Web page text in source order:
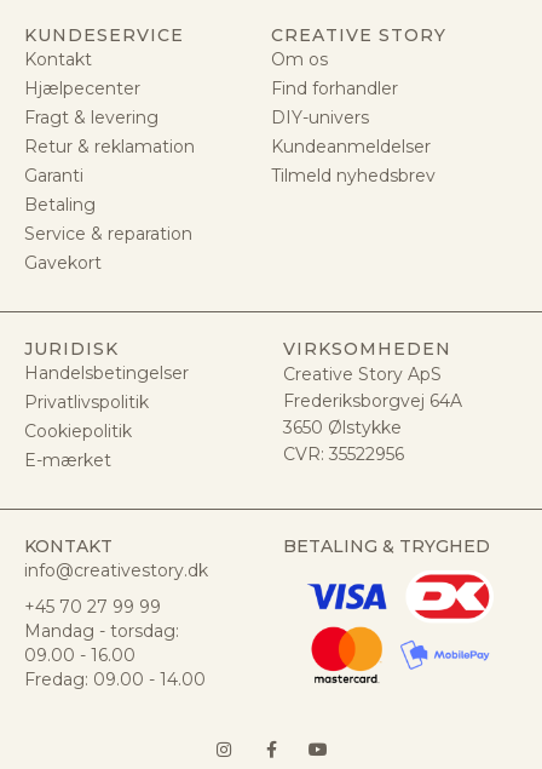
KUNDESERVICE
Kontakt
Hjælpecenter
Fragt & levering
Retur & reklamation
Garanti
Betaling
Service & reparation
Gavekort
CREATIVE STORY
Om os
Find forhandler
DIY-univers
Kundeanmeldelser
Tilmeld nyhedsbrev
JURIDISK
Handelsbetingelser
Privatlivspolitik
Cookiepolitik
E-mærket
VIRKSOMHEDEN
Creative Story ApS
Frederiksborgvej 64A
3650 Ølstykke
CVR: 35522956
KONTAKT
info@creativestory.dk
+45 70 27 99 99
Mandag - torsdag:
09.00 - 16.00
Fredag: 09.00 - 14.00
BETALING & TRYGHED